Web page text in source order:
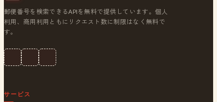
郵便番号を検索できるAPIを無料で提供しています。個人
利用、商用利用ともにリクエスト数に制限はなく無料で
す。
サービス